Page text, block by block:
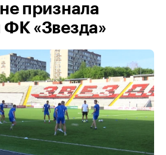
признала
«Звезда»